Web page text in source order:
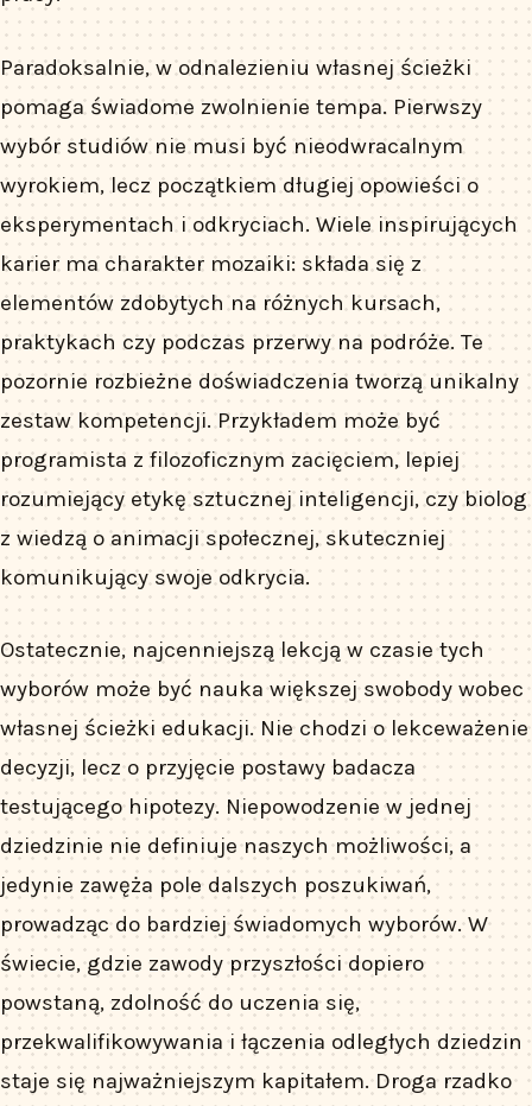
Paradoksalnie, w odnalezieniu własnej ścieżki
pomaga świadome zwolnienie tempa. Pierwszy
wybór studiów nie musi być nieodwracalnym
wyrokiem, lecz początkiem długiej opowieści o
eksperymentach i odkryciach. Wiele inspirujących
karier ma charakter mozaiki: składa się z
elementów zdobytych na różnych kursach,
praktykach czy podczas przerwy na podróże. Te
pozornie rozbieżne doświadczenia tworzą unikalny
zestaw kompetencji. Przykładem może być
programista z filozoficznym zacięciem, lepiej
rozumiejący etykę sztucznej inteligencji, czy biolog
z wiedzą o animacji społecznej, skuteczniej
komunikujący swoje odkrycia.
Ostatecznie, najcenniejszą lekcją w czasie tych
wyborów może być nauka większej swobody wobec
własnej ścieżki edukacji. Nie chodzi o lekceważenie
decyzji, lecz o przyjęcie postawy badacza
testującego hipotezy. Niepowodzenie w jednej
dziedzinie nie definiuje naszych możliwości, a
jedynie zawęża pole dalszych poszukiwań,
prowadząc do bardziej świadomych wyborów. W
świecie, gdzie zawody przyszłości dopiero
powstaną, zdolność do uczenia się,
przekwalifikowywania i łączenia odległych dziedzin
staje się najważniejszym kapitałem. Droga rzadko